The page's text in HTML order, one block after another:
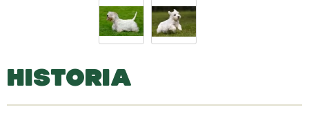
HISTORIA